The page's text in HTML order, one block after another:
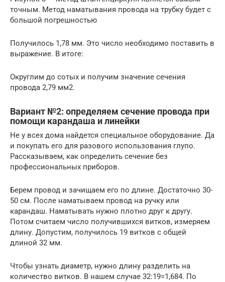
точным. Метод наматывания провода на трубку будет с
большой погрешностью
Получилось 1,78 мм. Это число необходимо поставить в
выражение. В итоге:
Округлим до сотых и получим значение сечения
провода 2,79 мм2.
Вариант №2: определяем сечение провода при
помощи карандаша и линейки
Не у всех дома найдется специальное оборудование. Да
и покупать его для разового использования глупо.
Рассказываем, как определить сечение без
профессиональных приборов.
Берем провод и зачищаем его по длине. Достаточно 30-
50 см. После наматываем провод на ручку или
карандаш. Наматывать нужно плотно друг к другу.
Потом считаем число получившихся витков, измеряем
длину. Допустим, получилось 19 витков с общей
длиной 32 мм.
Чтобы узнать диаметр, нужно длину разделить на
количество витков. В нашем случае 32:19=1,684. По